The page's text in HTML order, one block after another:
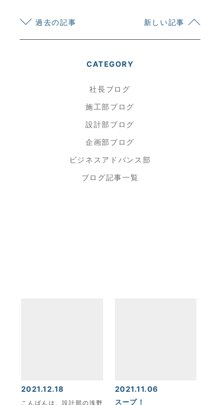
過去の記事 新しい記事
CATEGORY
社長ブログ
施工部ブログ
設計部ブログ
企画部ブログ
ビジネスアドバンス部
ブログ記事一覧
2021.12.18
こんばんは、設計部の浅野
2021.11.06
スープ！